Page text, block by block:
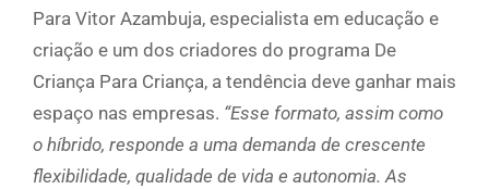
Para Vitor Azambuja, especialista em educação e
criação e um dos criadores do programa De
Criança Para Criança, a tendência deve ganhar mais
espaço nas empresas. “Esse formato, assim como
o híbrido, responde a uma demanda de crescente
flexibilidade, qualidade de vida e autonomia. As